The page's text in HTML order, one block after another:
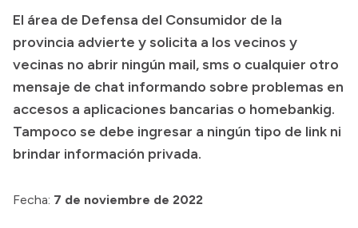
Boletín Oficial
Compras y licitaciones
Consulta de expedientes
Consulta de pago a proveedores
Convocatorias
Intranet
El área de Defensa del Consumidor de la
provincia advierte y solicita a los vecinos y
vecinas no abrir ningún mail, sms o cualquier otro
mensaje de chat informando sobre problemas en
accesos a aplicaciones bancarias o homebankig.
Tampoco se debe ingresar a ningún tipo de link ni
brindar información privada.
Fecha: 7 de noviembre de 2022